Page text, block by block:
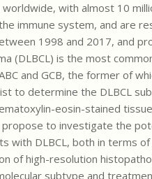
with almost 10
immune system, and are
1998 and 2017, and
(DLBCL) is the most
and GCB, the former of
to determine the DLBCL
eosin-stained
to investigate the
with DLBCL, both in terms
of high-resolution
subtype and